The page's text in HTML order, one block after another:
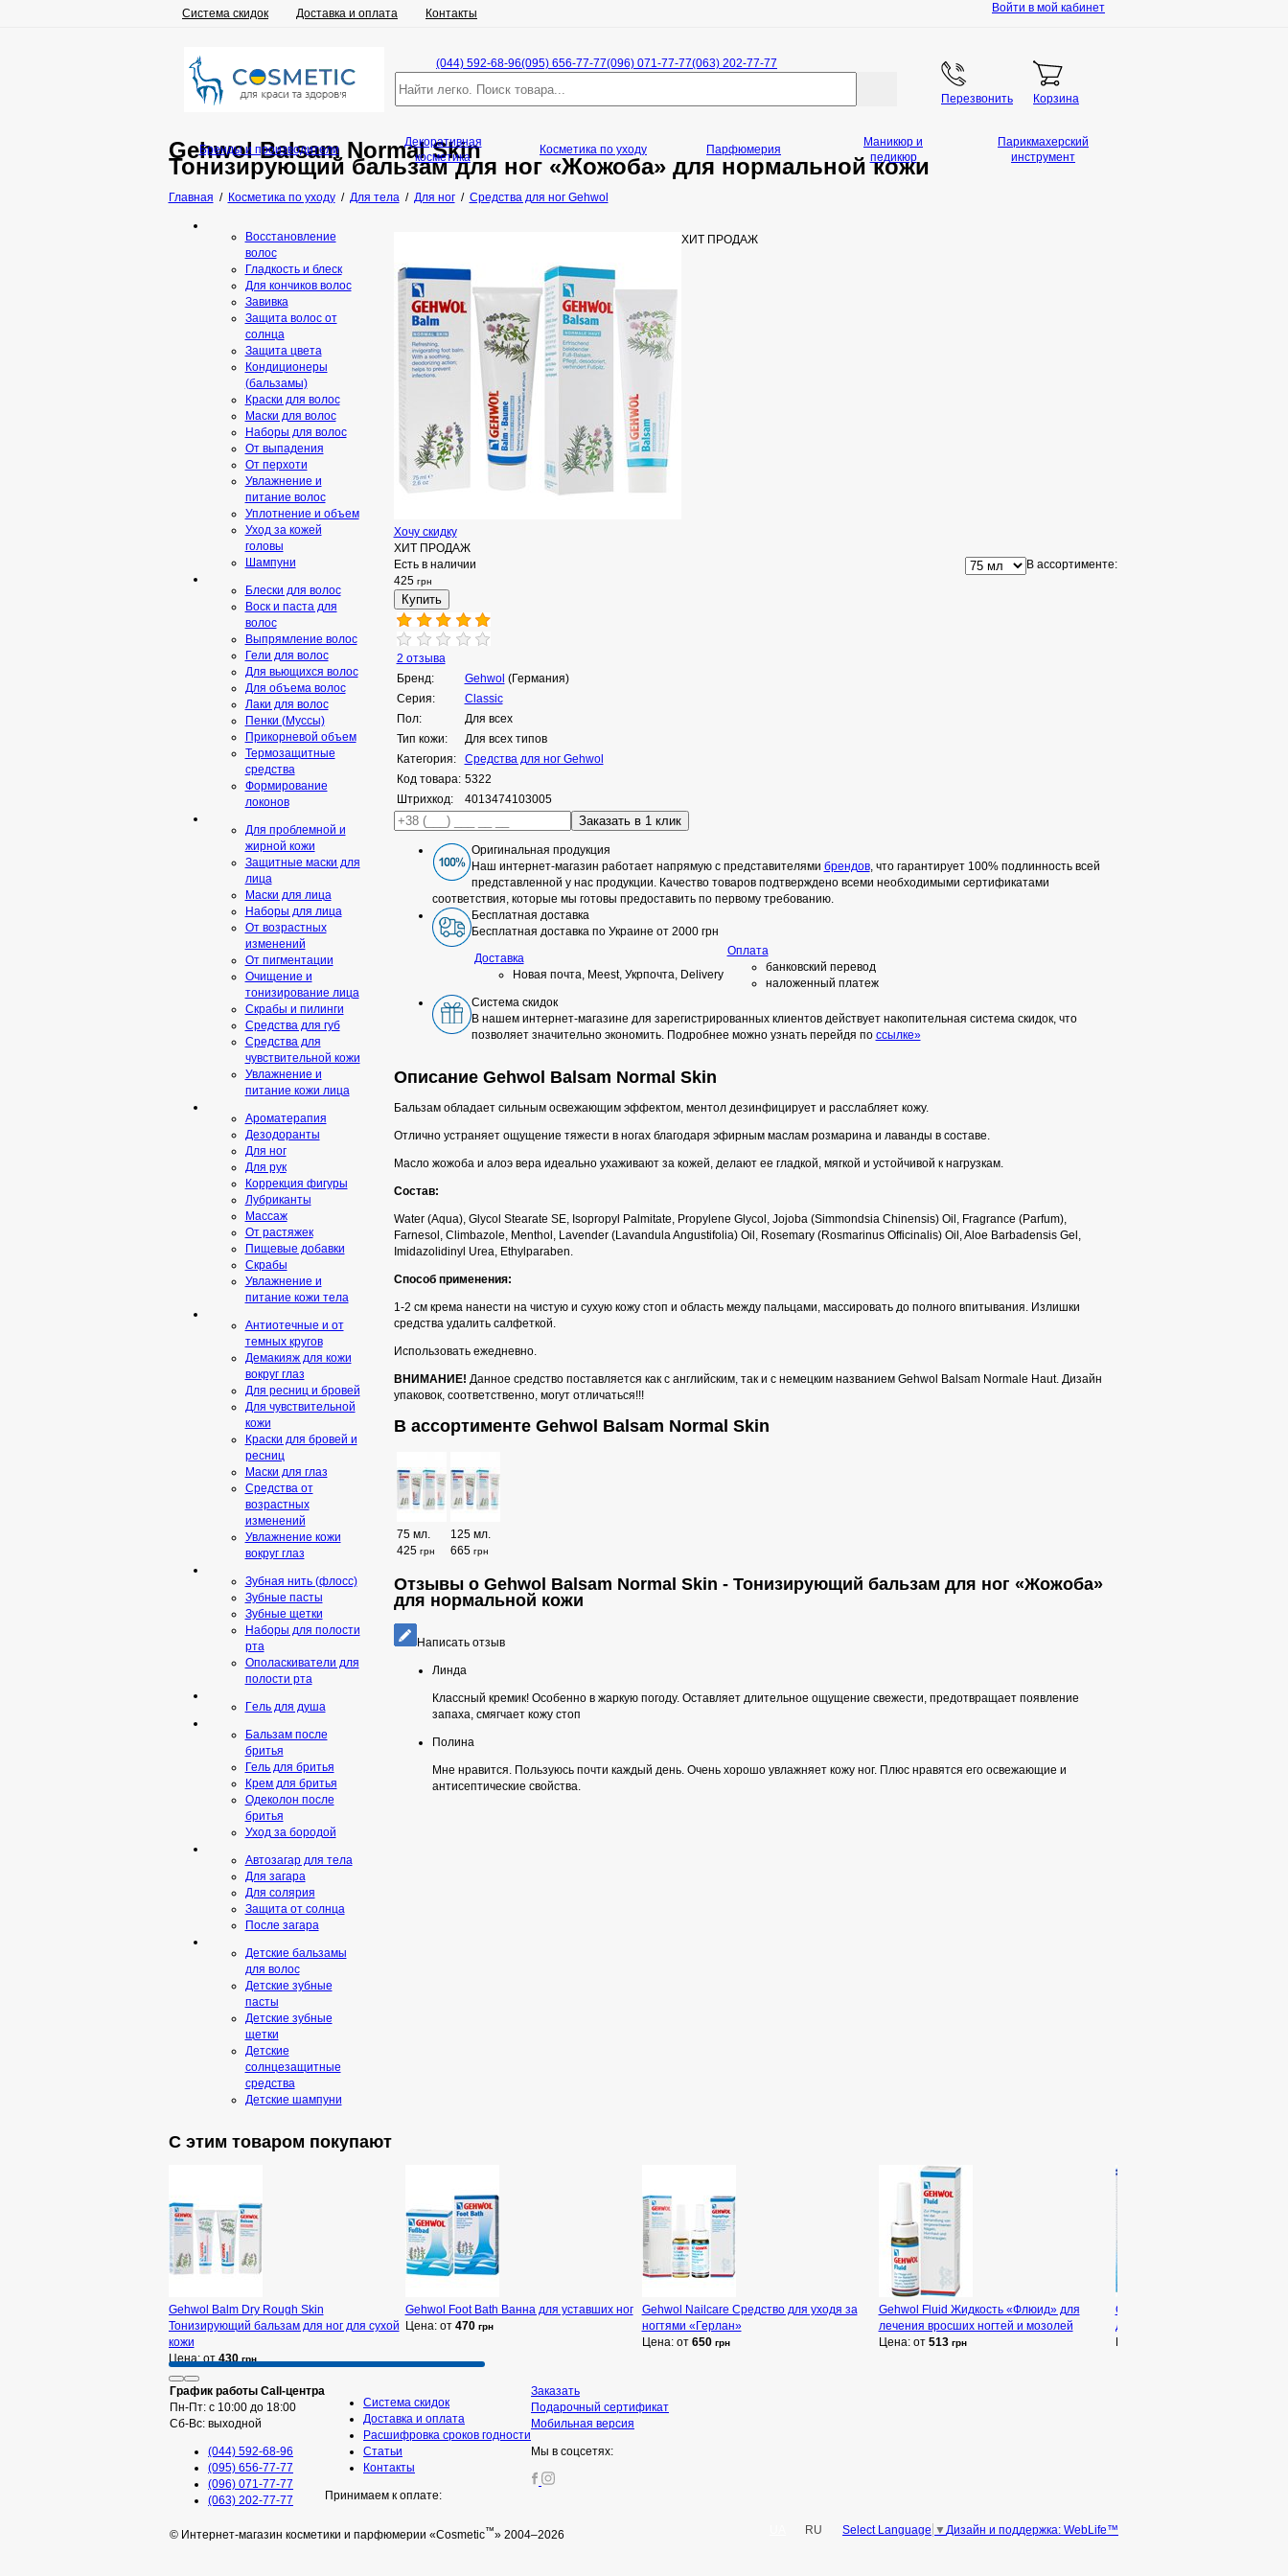
Система скидок Доставка и оплата Контакты Войти в мой кабинет
(044) 592-68-96(095) 656-77-77(096) 071-77-77(063) 202-77-77
Перезвонить Корзина
Gehwol Balsam Normal Skin
Тонизирующий бальзам для ног «Жожоба» для нормальной кожи
Главная / Косметика по уходу/ Для тела/ Для ног/ Средства для ног Gehwol
Хочу скидку
ХИТ ПРОДАЖ
В ассортименте:
Есть в наличии
425 грн
2 отзыва
Бренд:
Gehwol (Германия)
Серия:
Clаssic
Пол:
Для всех
Тип кожи:
Для всех типов
Категория:
Средства для ног Gehwol
Код товара: 5322
Штрихкод:
4013474103005
Оригинальная продукция
Наш интернет-магазин работает напрямую с представителями брендов, что гарантирует 100% подлинность всей
представленной у нас продукции. Качество товаров подтверждено всеми необходимыми сертификатами
соответствия, которые мы готовы предоставить по первому требованию.
Бесплатная доставка
Бесплатная доставка по Украине от 2000 грн
Доставка
Новая почта, Meest, Укрпочта, Delivery
Оплата
банковский перевод
наложенный платеж
Система скидок
В нашем интернет-магазине для зарегистрированных клиентов действует накопительная система скидок, что
позволяет значительно экономить. Подробнее можно узнать перейдя по ссылке»
ХИТ ПРОДАЖ
Описание Gehwol Balsam Normal Skin
Бальзам обладает сильным освежающим эффектом, ментол дезинфицирует и расслабляет кожу.
Отлично устраняет ощущение тяжести в ногах благодаря эфирным маслам розмарина и лаванды в составе.
Масло жожоба и алоэ вера идеально ухаживают за кожей, делают ее гладкой, мягкой и устойчивой к нагрузкам.
Состав:
Water (Aqua), Glycol Stearate SE, Isopropyl Palmitate, Propylene Glycol, Jojoba (Simmondsia Chinensis) Oil, Fragrance (Parfum),
Farnesol, Climbazole, Menthol, Lavender (Lavandula Angustifolia) Oil, Rosemary (Rosmarinus Officinalis) Oil, Aloe Barbadensis Gel,
Imidazolidinyl Urea, Ethylparaben.
Способ применения:
1-2 см крема нанести на чистую и сухую кожу стоп и область между пальцами, массировать до полного впитывания. Излишки
средства удалить салфеткой.
Использовать ежедневно.
ВНИМАНИЕ! Данное средство поставляется как с английским, так и с немецким названием Gehwol Balsam Normale Haut. Дизайн
упаковок, соответственно, могут отличаться!!!
В ассортименте Gehwol Balsam Normal Skin
75 мл.
425 грн
125 мл.
665 грн
Отзывы о Gehwol Balsam Normal Skin - Тонизирующий бальзам для ног «Жожоба»
для нормальной кожи
Написать отзыв
Линда
Классный кремик! Особенно в жаркую погоду. Оставляет длительное ощущение свежести, предотвращает появление
запаха, смягчает кожу стоп
Полина
Мне нравится. Пользуюсь почти каждый день. Очень хорошо увлажняет кожу ног. Плюс нравятся его освежающие и
антисептические свойства.
Бренды и производители
Декоративная
косметика
Косметика по уходу Парфюмерия
Маникюр и
педикюр
Парикмахерский
инструмент
Восстановление
волос
Гладкость и блеск
Для кончиков волос
Завивка
Защита волос от
солнца
Защита цвета
Кондиционеры
(бальзамы)
Краски для волос
Маски для волос
Наборы для волос
От выпадения
От перхоти
Увлажнение и
питание волос
Уплотнение и объем
Уход за кожей
головы
Шампуни
Блески для волос
Воск и паста для
волос
Выпрямление волос
Гели для волос
Для вьющихся волос
Для объема волос
Лаки для волос
Пенки (Муссы)
Прикорневой объем
Термозащитные
средства
Формирование
локонов
Для проблемной и
жирной кожи
Защитные маски для
лица
Маски для лица
Наборы для лица
От возрастных
изменений
От пигментации
Очищение и
тонизирование лица
Скрабы и пилинги
Средcтва для губ
Средства для
чувствительной кожи
Увлажнение и
питание кожи лица
Ароматерапия
Дезодоранты
Для ног
Для рук
Коррекция фигуры
Лубриканты
Массаж
От растяжек
Пищевые добавки
Скрaбы
Увлажнение и
питание кожи тела
Антиотечные и от
темных кругов
Демакияж для кожи
вокруг глаз
Для ресниц и бровей
Для чувствительной
кожи
Краски для бровей и
ресниц
Маски для глаз
Средства от
возрастных
изменений
Увлажнение кожи
вокруг глаз
Зубная нить (флосс)
Зубные пасты
Зубные щетки
Наборы для полости
рта
Ополаскиватели для
полости рта
Гeль для душа
Бальзам после
бритья
Гель для бритья
Крем для бритья
Одеколон после
бритья
Уход за бородой
Автозагар для тела
Для загара
Для солярия
Защита от солнца
После загара
Детские бальзамы
для волос
Детские зубные
пасты
Детские зубные
щетки
Детские
солнцезащитные
средства
Детские шампуни
С этим товаром покупают
Gehwol Balm Dry Rough Skin
Тонизирующий бальзам для ног для сухой
кожи
Цена: от430грн
Gehwol Foot Bath Ванна для уставших ног
Цена: от 470 грн
Gehwol Nailcare Средство для уходя за
ногтями «Герлан»
Цена: от 650 грн
Gehwol Fluid Жидкость «Флюид» для
лечения вросших ногтей и мозолей
Цена: от 513 грн
Gehwol Fusskraft Hydrolipid -
для ног с керамидами
График работы Call-центра
Пн-Пт: с 10:00 до 18:00
Сб-Вс: выходной
(044) 592-68-96
(095) 656-77-77
(096) 071-77-77
(063) 202-77-77
Система скидок
Доставка и оплата
Расшифровка сроков годности
Статьи
Контакты
Принимаем к оплате:
Заказать
Подарочный сертификат
Мобильная версия
Мы в соцсетях:
© Интернет-магазин косметики и парфюмерии «Cosmetic™» 2004–2026 Дизайн и поддержка: WebLife™
Select Language ▼
RU